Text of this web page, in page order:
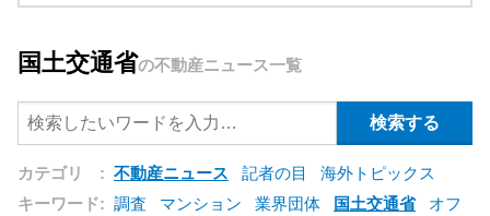
国土交通省の不動産ニュース一覧
カテゴリ : 不動産ニュース 記者の目
海外トピックス
キーワード: 調査 マンション 業界団体 国土交通省
オフ